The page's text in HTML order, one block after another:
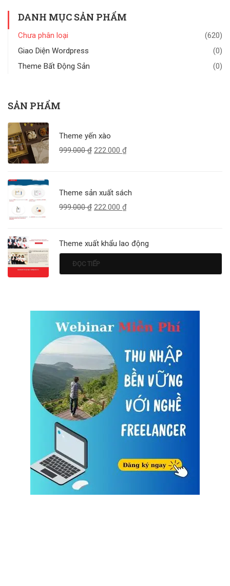
DANH MỤC SẢN PHẨM
Chưa phân loại
(620)
Giao Diện Wordpress
(0)
Theme Bất Động Sản
(0)
SẢN PHẨM
Theme yến xào
999.000₫ 222.000 ₫
Theme sản xuất sách
999.000₫ 222.000 ₫
Theme xuất khẩu lao động
ĐỌC TIẾP